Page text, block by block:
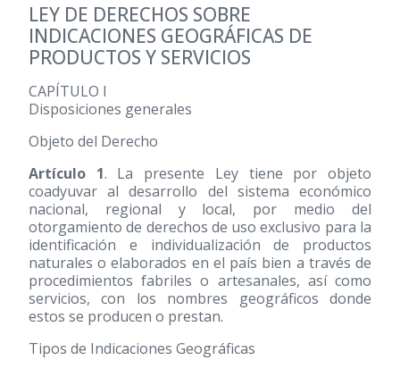
LEY DE DERECHOS SOBRE
INDICACIONES GEOGRÁFICAS DE
PRODUCTOS Y SERVICIOS
CAPÍTULO I
Disposiciones generales
Objeto del Derecho
Artículo 1. La presente Ley tiene por objeto
coadyuvar al desarrollo del sistema económico
nacional, regional y local, por medio del
otorgamiento de derechos de uso exclusivo para la
identificación e individualización de productos
naturales o elaborados en el país bien a través de
procedimientos fabriles o artesanales, así como
servicios, con los nombres geográficos donde
estos se producen o prestan.
Tipos de Indicaciones Geográficas